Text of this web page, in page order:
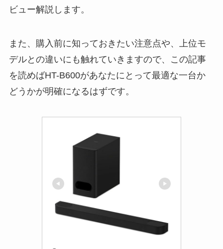
ビュー解説します。
また、購入前に知っておきたい注意点や、上位モ
デルとの違いにも触れていきますので、この記事
を読めばHT-B600があなたにとって最適な一台か
どうかが明確になるはずです。